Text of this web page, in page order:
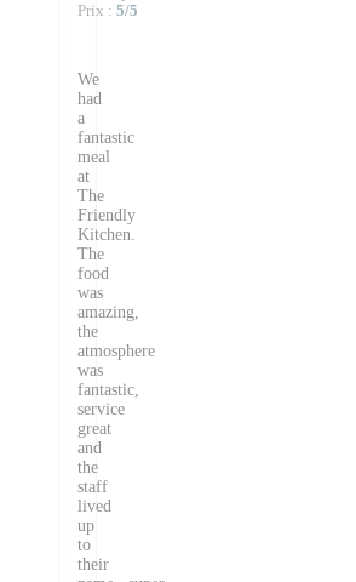
Prix : 5/5
We
had
a
fantastic
meal
at
The
Friendly
Kitchen.
The
food
was
amazing,
the
atmosphere
was
fantastic,
service
great
and
the
staff
lived
up
to
their